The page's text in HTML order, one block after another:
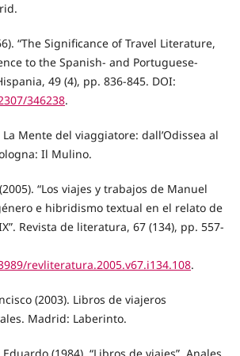
“The Significance of Travel Literature,
to the Spanish- and Portuguese-
49 (4), pp. 836-845. DOI:
346238.
La Mente del viaggiatore: dall’Odissea al
Il Mulino.
“Los viajes y trabajos de Manuel
e hibridismo textual en el relato de
Revista de literatura, 67 (134), pp. 557-
revliteratura.2005.v67.i134.108.
(2003). Libros de viajeros
Madrid: Laberinto.